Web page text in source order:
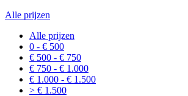
Alle prijzen
Alle prijzen
0 - € 500
€ 500 - € 750
€ 750 - € 1.000
€ 1.000 - € 1.500
> € 1.500